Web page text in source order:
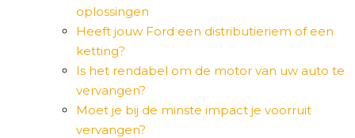
oplossingen
Heeft jouw Ford een distributieriem of een
ketting?
Is het rendabel om de motor van uw auto te
vervangen?
Moet je bij de minste impact je voorruit
vervangen?